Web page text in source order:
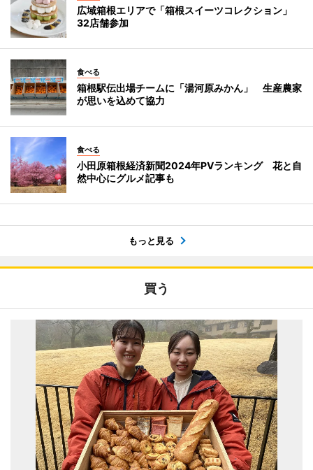
広域箱根エリアで「箱根スイーツコレクション」
32店舗参加
食べる
箱根駅伝出場チームに「湯河原みかん」 生産農家
が思いを込めて協力
食べる
小田原箱根経済新聞2024年PVランキング 花と自
然中心にグルメ記事も
もっと見る
買う